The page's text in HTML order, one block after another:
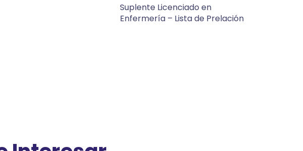
Suplente Licenciado en
Enfermería – Lista de Prelación